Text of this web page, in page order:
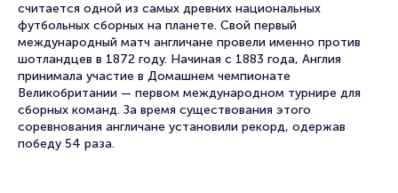
считается одной из самых древних национальных
футбольных сборных на планете. Свой первый
международный матч англичане провели именно против
шотландцев в 1872 году. Начиная с 1883 года, Англия
принимала участие в Домашнем чемпионате
Великобритании — первом международном турнире для
сборных команд. За время существования этого
соревнования англичане установили рекорд, одержав
победу 54 раза.